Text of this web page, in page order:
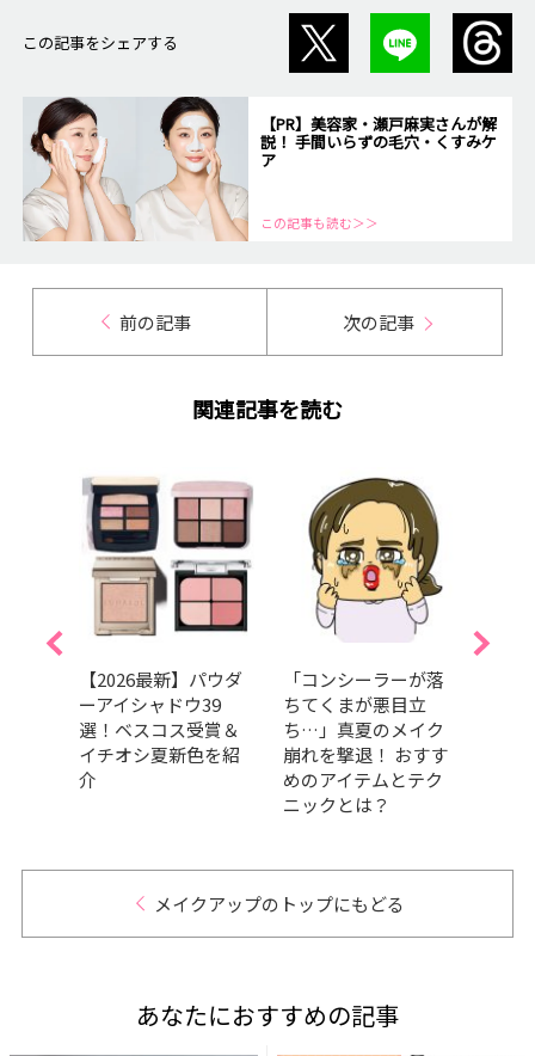
この記事をシェアする
【PR】美容家・瀬戸麻実さんが解
説！ 手間いらずの毛穴・くすみケ
ア
この記事も読む＞＞
前の記事 次の記事
関連記事を読む
【2026最新】パウダ
ーアイシャドウ39
選！ベスコス受賞＆
イチオシ夏新色を紹
介
「コンシーラーが落
ちてくまが悪目立
ち…」真夏のメイク
崩れを撃退！ おすす
めのアイテムとテク
ニックとは？
メイクアップのトップにもどる
あなたにおすすめの記事